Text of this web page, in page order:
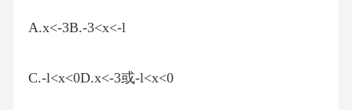
A.x<-3B.-3<x<-l
C.-l<x<0D.x<-3或-l<x<0